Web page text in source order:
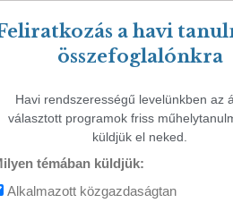
a havi
összefoglalónkra
Havi rendszerességű levelünkben az
választott programok friss
küldjük el neked.
témában küldjük:
Alkalmazott közgazdaságtan